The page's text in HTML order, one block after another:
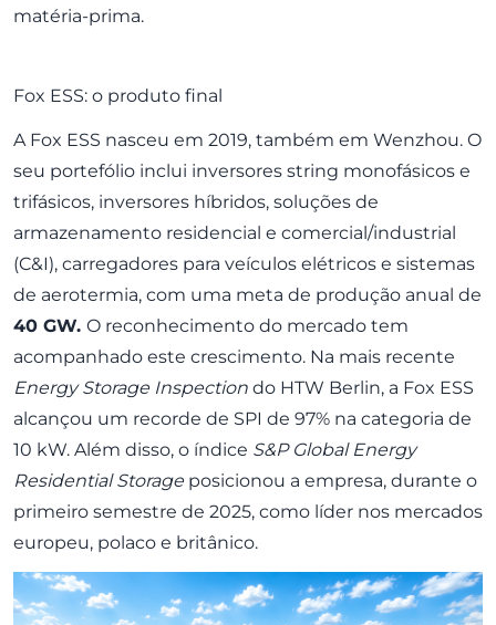
matéria-prima.
Fox ESS: o produto final
A Fox ESS nasceu em 2019, também em Wenzhou. O
seu portefólio inclui inversores string monofásicos e
trifásicos, inversores híbridos, soluções de
armazenamento residencial e comercial/industrial
(C&I), carregadores para veículos elétricos e sistemas
de aerotermia, com uma meta de produção anual de
40 GW. O reconhecimento do mercado tem
acompanhado este crescimento. Na mais recente
Energy Storage Inspection do HTW Berlin, a Fox ESS
alcançou um recorde de SPI de 97% na categoria de
10 kW. Além disso, o índice S&P Global Energy
Residential Storageposicionou a empresa, durante o
primeiro semestre de 2025, como líder nos mercados
europeu, polaco e britânico.